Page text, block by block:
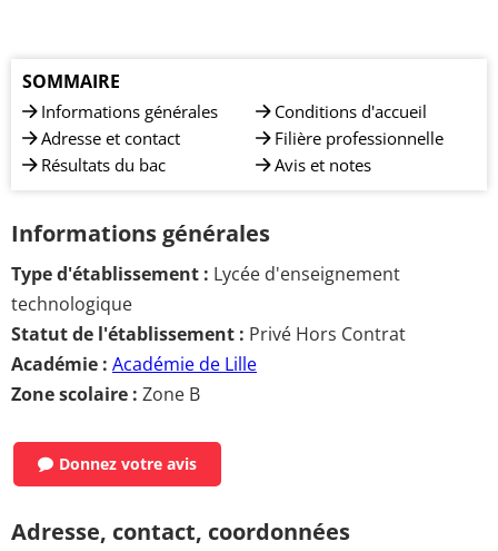
SOMMAIRE
Informations générales
Adresse et contact
Résultats du bac
Conditions d'accueil
Filière professionnelle
Avis et notes
Informations générales
Type d'établissement : Lycée d'enseignement
technologique
Statut de l'établissement : Privé Hors Contrat
Académie : Académie de Lille
Zone scolaire : Zone B
Donnez votre avis
Adresse, contact, coordonnées